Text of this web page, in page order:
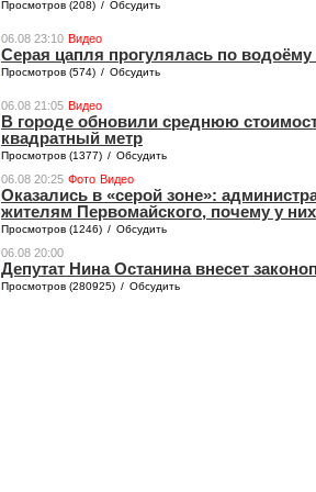
Просмотров (208) / Обсудить
06.08 23:10 Видео
Серая цапля прогулялась по водоёму
Просмотров (574) / Обсудить
06.08 21:05 Видео
В городе обновили среднюю
квадратный метр
Просмотров (1377) / Обсудить
06.08 20:25 Фото Видео
Оказались в «серой зоне»:
жителям Первомайского, почему у
Просмотров (1246) / Обсудить
06.08 20:00
Депутат Нина Останина внесет
Просмотров (280925) / Обсудить